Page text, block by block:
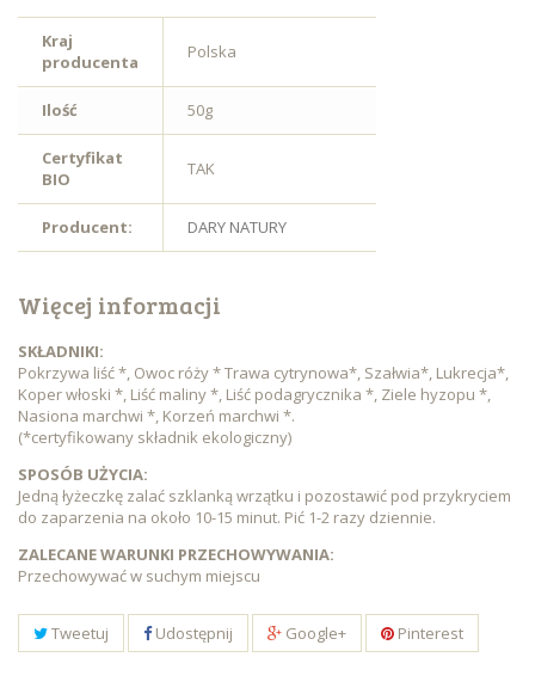
Kraj
producenta
Polska
Ilość 50g
Certyfikat
BIO
TAK
Producent: DARY NATURY
Więcej informacji
SKŁADNIKI:
Pokrzywa liść *, Owoc róży * Trawa cytrynowa*, Szałwia*, Lukrecja*,
Koper włoski *, Liść maliny *, Liść podagrycznika *, Ziele hyzopu *,
Nasiona marchwi *, Korzeń marchwi *.
(*certyfikowany składnik ekologiczny)
SPOSÓB UŻYCIA:
Jedną łyżeczkę zalać szklanką wrzątku i pozostawić pod przykryciem
do zaparzenia na około 10-15 minut. Pić 1-2 razy dziennie.
ZALECANE WARUNKI PRZECHOWYWANIA:
Przechowywać w suchym miejscu
Tweetuj Udostępnij Google+ Pinterest